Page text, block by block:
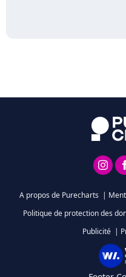
A propos de Purecharts |
Politique de protection des
Publicité |